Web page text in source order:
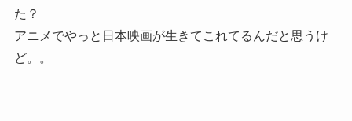
た？
アニメでやっと日本映画が生きてこれてるんだと思うけ
ど。。